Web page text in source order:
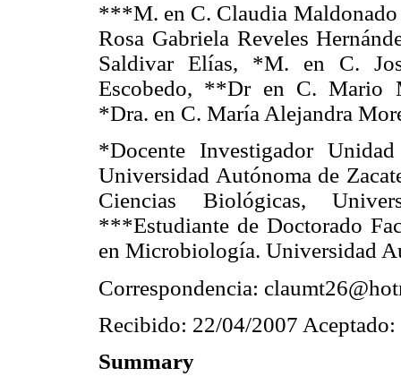
***M. en C. Claudia
Rosa Gabriela Reveles
Saldivar Elías, *M. en C.
Escobedo, **Dr en C. Mario
*Dra. en C. María Alejandra
*Docente Investigador
Universidad Autónoma de
Ciencias Biológicas,
***Estudiante de Doctorado
en Microbiología. Universidad
Correspondencia:
Recibido: 22/04/2007
Summary